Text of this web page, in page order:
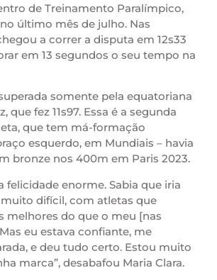
de Treinamento Paralímpico,
último mês de julho. Nas
a correr a disputa em 12s33
em 13 segundos o seu tempo na
somente pela equatoriana
que fez 11s97. Essa é a segunda
que tem má-formação
esquerdo, em Mundiais – havia
bronze nos 400m em Paris 2023.
felicidade enorme. Sabia que iria
difícil, com atletas que
melhores do que o meu [nas
eu estava confiante, me
e deu tudo certo. Estou muito
marca”, desabafou Maria Clara.